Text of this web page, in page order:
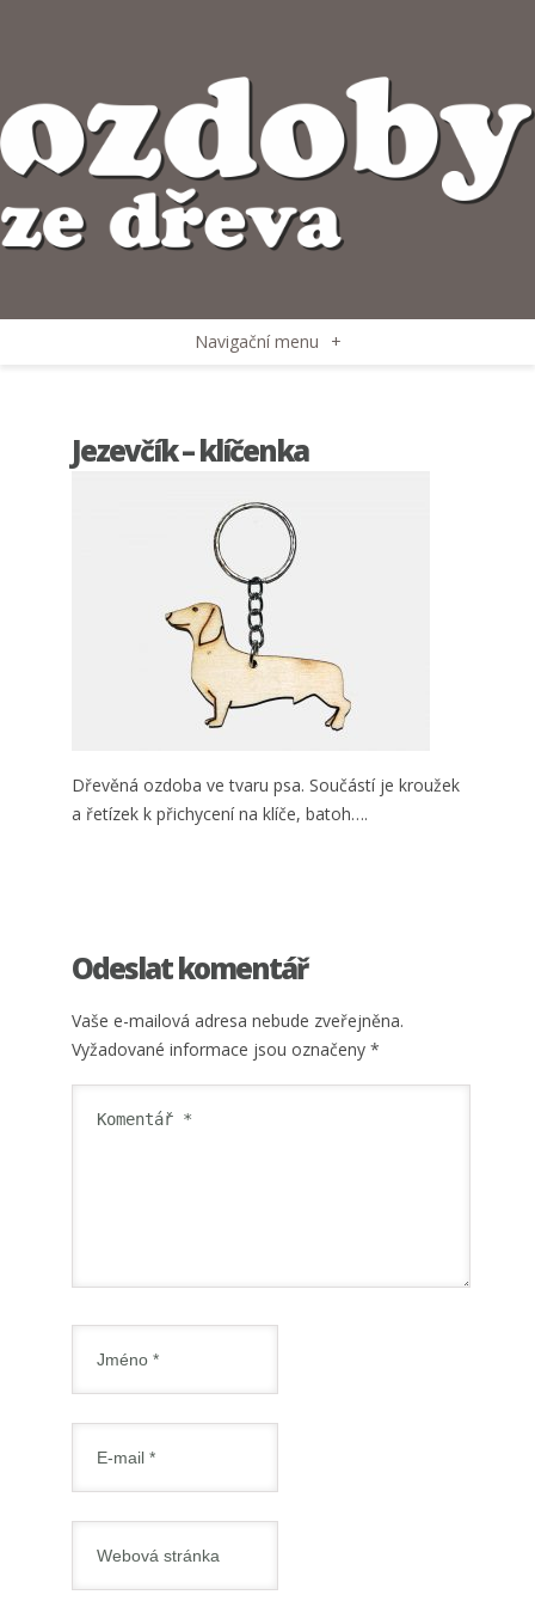
Navigační menu +
Jezevčík – klíčenka
Dřevěná ozdoba ve tvaru psa. Součástí je kroužek
a řetízek k přichycení na klíče, batoh….
Odeslat komentář
Vaše e-mailová adresa nebude zveřejněna.
Vyžadované informace jsou označeny *